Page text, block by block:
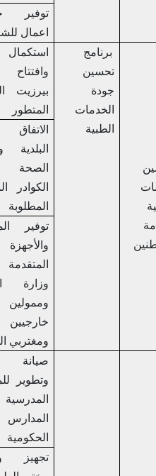
توفير حاضنة
اعمال للشباب
الخدمات
استكمال انشاء
وافتتاح مركز
بيرزيت الصحي
المتطور
الاتفاق بين
البلدية ووزارة
الصحة لتوفير
الكوادر البشرية
المطلوبة
توفير المعدات
والأجهزة
المتقدمة عبر
وزارة الصحة
وممولين
خارجيين
ومغتربي المدينة
صيانة دورية
وتطوير للمرافق
المدرسية في
المدارس
الحكومية
تجهيز وتاهيل